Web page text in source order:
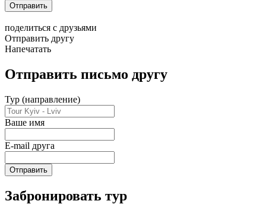
Отправить
поделиться с друзьями
Отправить другу
Напечатать
Отправить письмо другу
Тур (направление)
Ваше имя
E-mail друга
Отправить
Забронировать тур